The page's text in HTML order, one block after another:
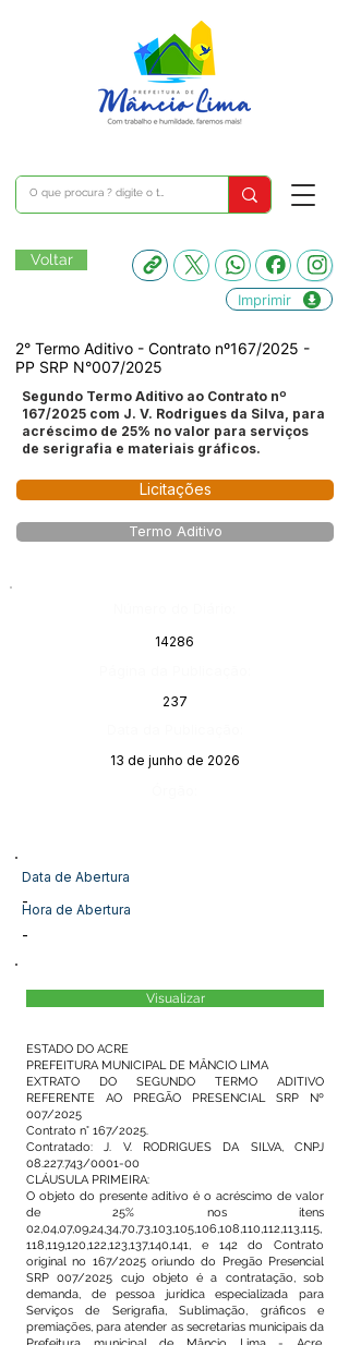
Voltar
Imprimir
2° Termo Aditivo - Contrato nº167/2025 -
PP SRP N°007/2025
Segundo Termo Aditivo ao Contrato nº
167/2025 com J. V. Rodrigues da Silva, para
acréscimo de 25% no valor para serviços
de serigrafia e materiais gráficos.
Licitações
Termo Aditivo
14286
237
13 de junho de 2026
Data de Abertura
-
Hora de Abertura
-
Visualizar
ESTADO DO ACRE
PREFEITURA MUNICIPAL DE MÂNCIO LIMA
EXTRATO DO SEGUNDO TERMO ADITIVO
REFERENTE AO PREGÃO PRESENCIAL SRP Nº
007/2025
Contrato n° 167/2025.
Contratado: J. V. RODRIGUES DA SILVA, CNPJ
08.227.743/0001-00
CLÁUSULA PRIMEIRA:
O objeto do presente aditivo é o acréscimo de valor
de 25% nos itens
02,04,07,09,24,34,70,73,103,105,106,108,110,112,113,115,
118,119,120,122,123,137,140,141, e 142 do Contrato
original no 167/2025 oriundo do Pregão Presencial
SRP 007/2025 cujo objeto é a contratação, sob
demanda, de pessoa jurídica especializada para
Serviços de Serigrafia, Sublimação, gráficos e
premiações, para atender as secretarias municipais da